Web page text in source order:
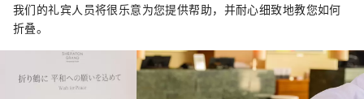
我们的礼宾人员将很乐意为您提供帮助，并耐心细致地教您如何
折叠。